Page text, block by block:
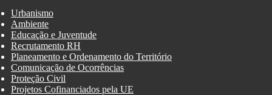
Urbanismo
Ambiente
Educação e Juventude
Recrutamento RH
Planeamento e Ordenamento do Território
Comunicação de Ocorrências
Proteção Civil
Projetos Cofinanciados pela UE